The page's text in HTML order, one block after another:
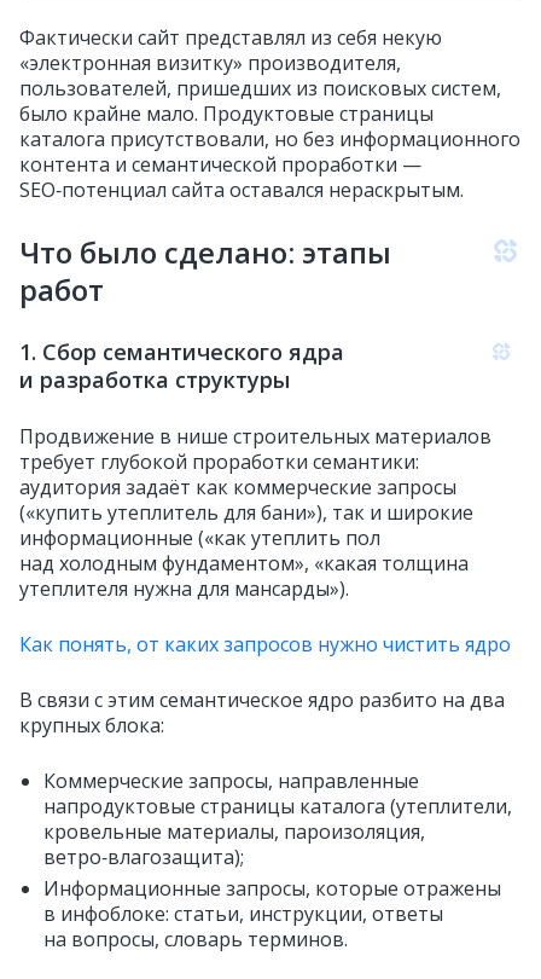
Фактически сайт представлял из себя некую
«электронная визитку» производителя,
пользователей, пришедших из поисковых систем,
было крайне мало. Продуктовые страницы
каталога присутствовали, но без информационного
контента и семантической проработки —
SEO‑потенциал сайта оставался нераскрытым.
Что было сделано: этапы
работ
1. Сбор семантического ядра
и разработка структуры
Продвижение в нише строительных материалов
требует глубокой проработки семантики:
аудитория задаёт как коммерческие запросы
(«купить утеплитель для бани»), так и широкие
информационные («как утеплить пол
над холодным фундаментом», «какая толщина
утеплителя нужна для мансарды»).
Как понять, от каких запросов нужно чистить ядро
В связи с этим семантическое ядро разбито на два
крупных блока:
Коммерческие запросы, направленные
напродуктовые страницы каталога (утеплители,
кровельные материалы, пароизоляция,
ветро‑влагозащита);
Информационные запросы, которые отражены
в инфоблоке: статьи, инструкции, ответы
на вопросы, словарь терминов.